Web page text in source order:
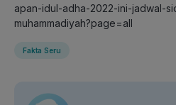
apan-idul-adha-2022-ini-jadwal-
muhammadiyah?page=all
Fakta Seru